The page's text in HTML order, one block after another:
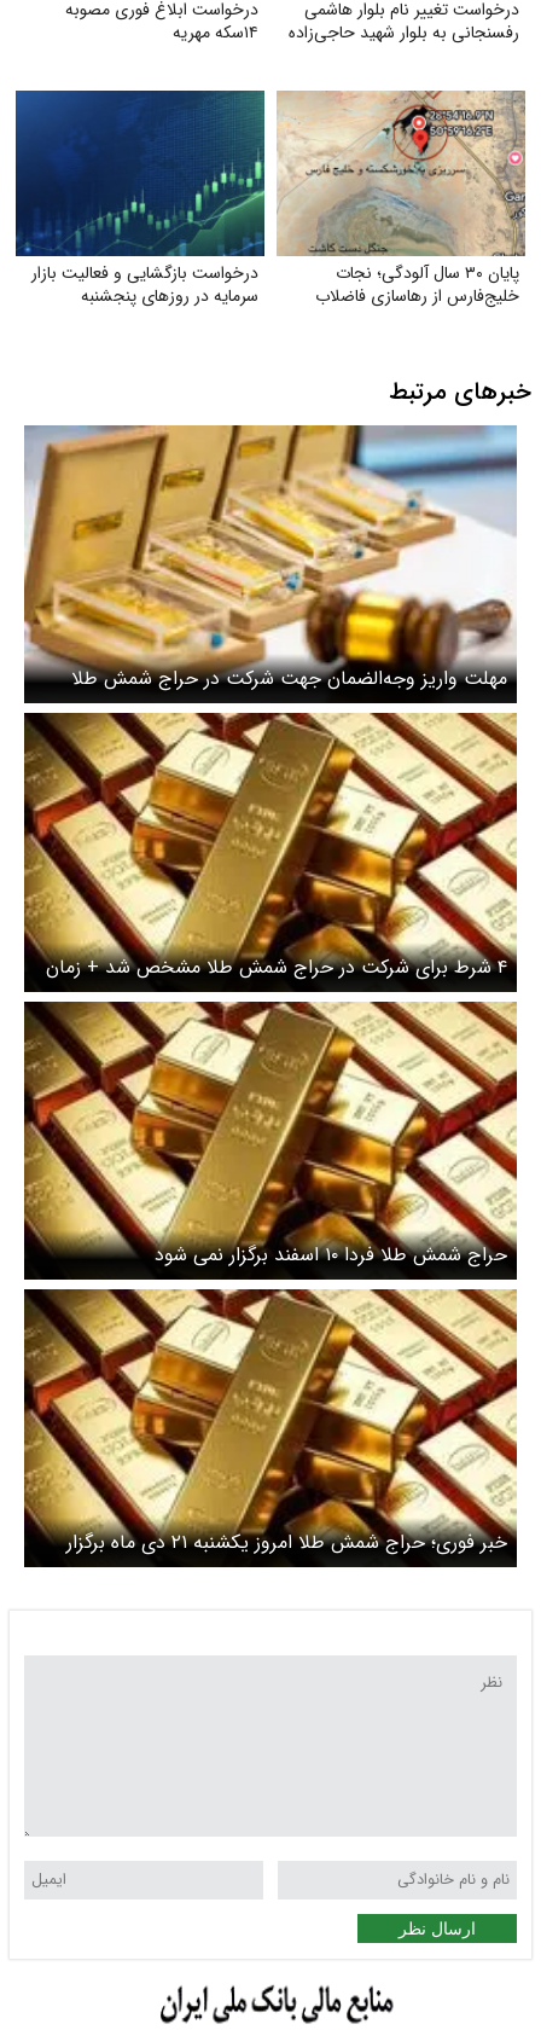
درخواست تغییر نام بلوار هاشمی
رفسنجانی به بلوار شهید حاجی‌زاده
درخواست ابلاغ فوری مصوبه
۱۴سکه مهریه
پایان ۳۰ سال آلودگی؛ نجات
خلیج‌فارس از رهاسازی فاضلاب
درخواست بازگشایی و فعالیت بازار
سرمایه در روزهای پنجشنبه
خبرهای مرتبط
مهلت واریز وجه‌الضمان جهت شرکت در حراج شمش طلا
ساعت ۲۴ امشب
۴ شرط برای شرکت در حراج شمش طلا مشخص شد + زمان
و مبلغ وجه الضمان
حراج شمش طلا فردا ۱۰ اسفند برگزار نمی‌ شود
خبر فوری؛ حراج شمش طلا امروز یکشنبه ۲۱ دی ماه برگزار
نمی‌شود
ارسال نظر